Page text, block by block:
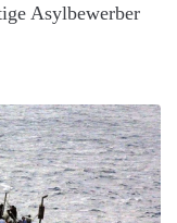
Asylbewerber